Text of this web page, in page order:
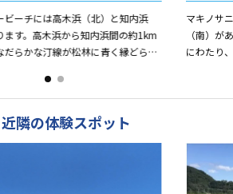
ビーチには高木浜（北）と知内浜
ます。高木浜から知内浜間の約1km
だらかな汀線が松林に青く縁どられ
い日本の...
マキノサ
（南）が
にわたり
近隣の体験スポット